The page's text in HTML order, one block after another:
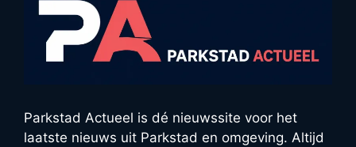
Parkstad Actueel is dé nieuwssite voor het
laatste nieuws uit Parkstad en omgeving. Altijd